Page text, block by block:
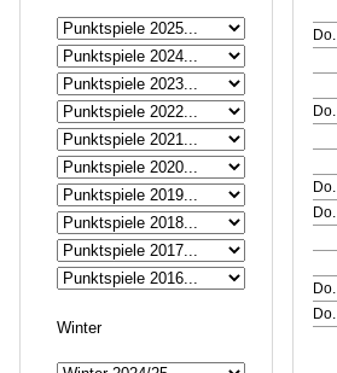
Winter
Do.
Do.
Do.
Do.
Do.
Do.